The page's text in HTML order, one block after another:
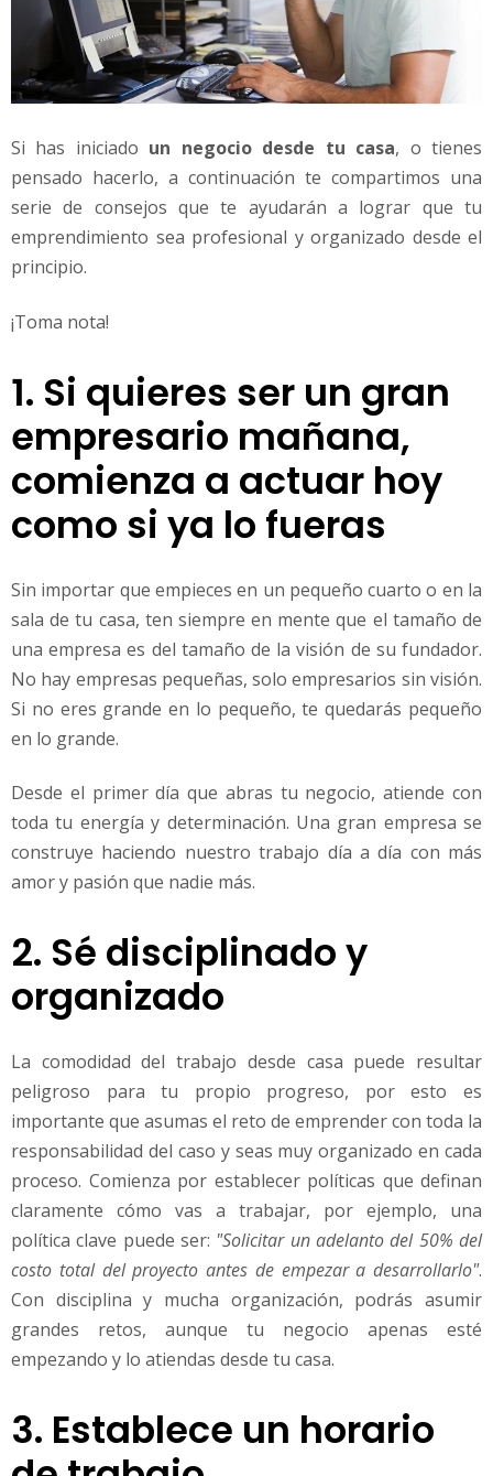
Si has iniciado un negocio desde tu casa, o tienes
pensado hacerlo, a continuación te compartimos una
serie de consejos que te ayudarán a lograr que tu
emprendimiento sea profesional y organizado desde el
principio.
¡Toma nota!
1. Si quieres ser un gran
empresario mañana,
comienza a actuar hoy
como si ya lo fueras
Sin importar que empieces en un pequeño cuarto o en la
sala de tu casa, ten siempre en mente que el tamaño de
una empresa es del tamaño de la visión de su fundador.
No hay empresas pequeñas, solo empresarios sin visión.
Si no eres grande en lo pequeño, te quedarás pequeño
en lo grande.
Desde el primer día que abras tu negocio, atiende con
toda tu energía y determinación. Una gran empresa se
construye haciendo nuestro trabajo día a día con más
amor y pasión que nadie más.
2. Sé disciplinado y
organizado
La comodidad del trabajo desde casa puede resultar
peligroso para tu propio progreso, por esto es
importante que asumas el reto de emprender con toda la
responsabilidad del caso y seas muy organizado en cada
proceso. Comienza por establecer políticas que definan
claramente cómo vas a trabajar, por ejemplo, una
política clave puede ser: "Solicitar un adelanto del 50% del
costo total del proyecto antes de empezar a desarrollarlo".
Con disciplina y mucha organización, podrás asumir
grandes retos, aunque tu negocio apenas esté
empezando y lo atiendas desde tu casa.
3. Establece un horario